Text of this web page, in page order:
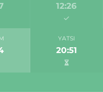
12:26
YATSI
20:51